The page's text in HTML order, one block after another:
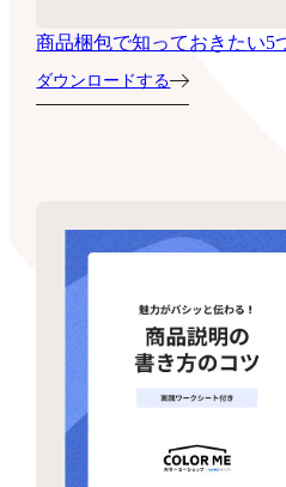
商品梱包で知っておきたい5
ダウンロードする